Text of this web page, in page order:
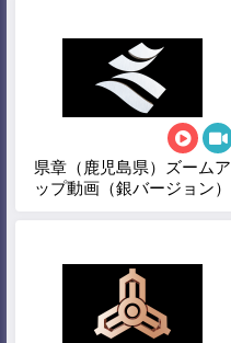
県章（鹿児島県）ズームア
ップ動画（銀バージョン）